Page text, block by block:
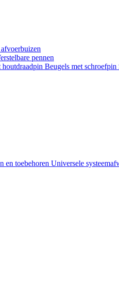
pennen
houtdraadpin Beugels met schroefpin
en toebehoren Universele